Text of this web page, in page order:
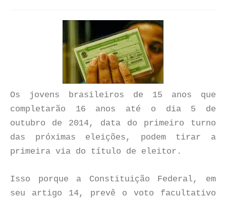
Os jovens brasileiros de 15 anos que
completarão 16 anos até o dia 5 de
outubro de 2014, data do primeiro turno
das próximas eleições, podem tirar a
primeira via do título de eleitor.
Isso porque a Constituição Federal, em
seu artigo 14, prevê o voto facultativo